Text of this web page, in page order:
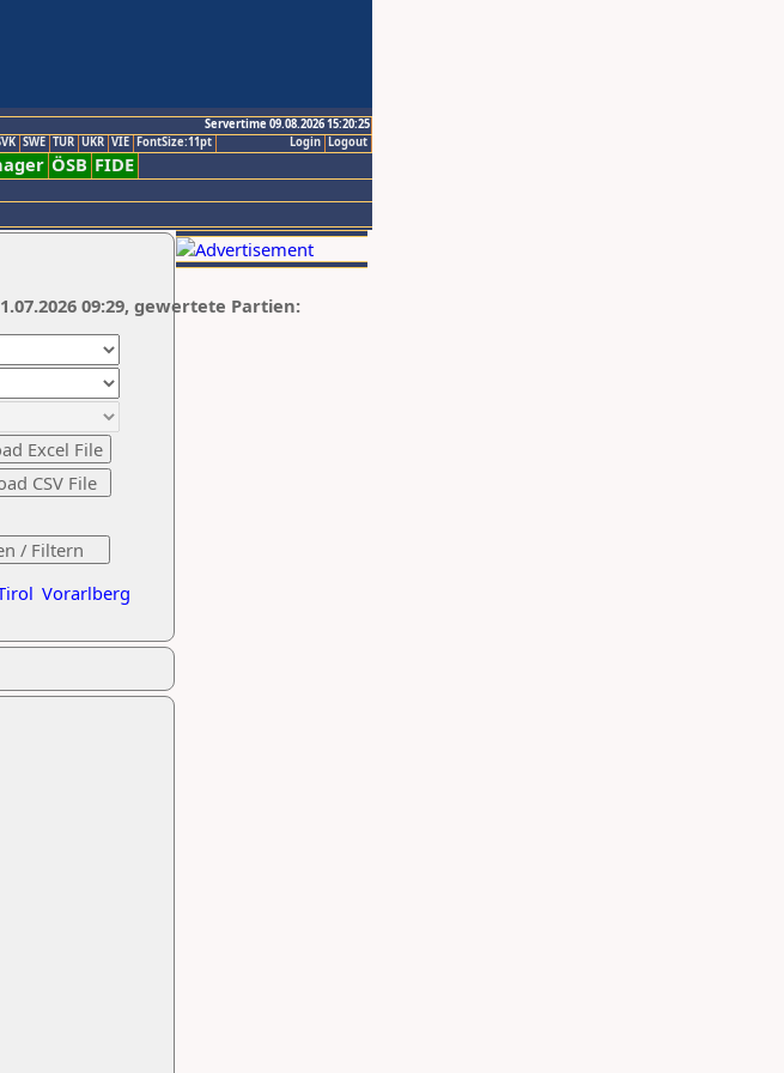
Servertime 09.08.2026 15:20:25
Logout
Login
SWE TUR UKR VIE FontSize:11pt
ÖSB FIDE
Vorarlberg
09:29, gewertete Partien: